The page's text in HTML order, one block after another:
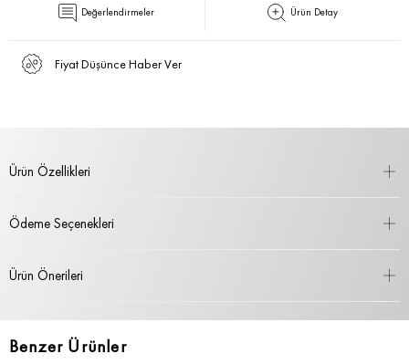
Değerlendirmeler Ürün Detay
Fiyat Düşünce Haber Ver
Ürün Özellikleri
Ödeme Seçenekleri
Ürün Önerileri
Benzer Ürünler